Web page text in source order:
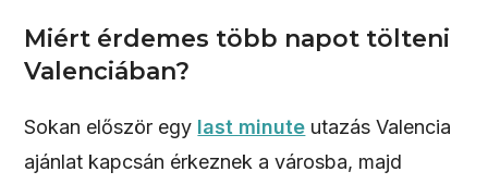
Miért érdemes több napot tölteni
Valenciában?
Sokan először egy last minute utazás Valencia
ajánlat kapcsán érkeznek a városba, majd